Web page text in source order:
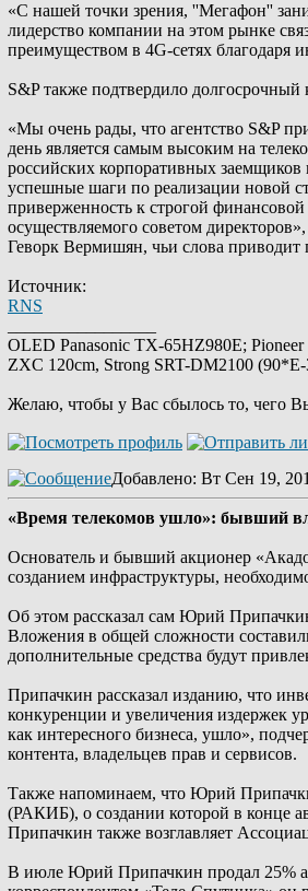
«С нашей точки зрения, ''Мегафон''
лидерство компании на этом рынке
преимуществом в 4G-сетях благодаря
S&P также подтвердило
«Мы очень рады, что агентство S&P
день является самым высоким на
российских корпоративных
успешные шаги по реализации новой
приверженность к строгой
осуществляемого советом
Геворк Вермишян, чьи слова приводит
Источник:
RNS
OLED Panasonic TX-65HZ980E;
ZXC 120cm, Strong SRT-DM2100
Желаю, чтобы у Вас сбылось то, чего
Добавлено: Вт Сен 19,
«Время телекомов ушло»: бывший
Основатель и бывший акционер
созданием инфраструктуры,
Об этом рассказал сам Юрий
Вложения в общей сложности
дополнительные средства будут
Припачкин рассказал изданию, что
конкуренции и увеличения издержек
как интересного бизнеса, ушло»,
контента, владельцев прав и сервисов.
Также напоминаем, что Юрий
(РАКИБ), о создании которой в конце
Припачкин также возглавляет
В июле Юрий Припачкин продал 25%